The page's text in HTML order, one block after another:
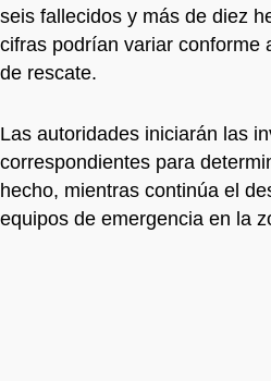
seis fallecidos y más de diez
cifras podrían variar conforme
de rescate.
Las autoridades iniciarán las
correspondientes para
hecho, mientras continúa el
equipos de emergencia en la